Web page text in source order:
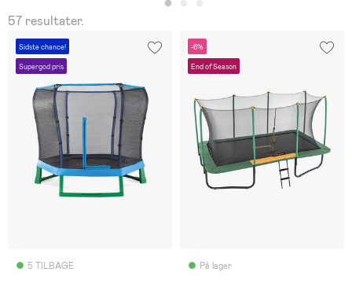
57 resultater.
Sidste chance!
Supergod pris
5 TILBAGE
-6%
End of Season
På lager